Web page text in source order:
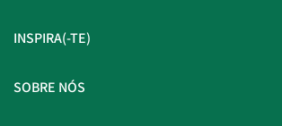
INSPIRA(-TE)
SOBRE NÓS